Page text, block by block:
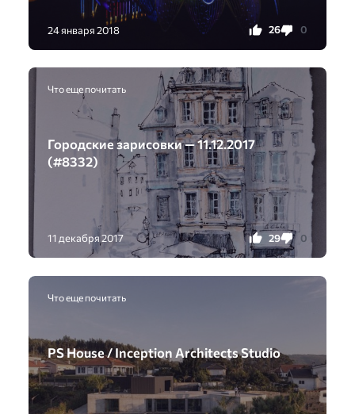
24 января 2018 26 0
Что еще почитать
Городские зарисовки — 11.12.2017
(#8332)
11 декабря 2017 29 0
Что еще почитать
PS House / Inception Architects Studio